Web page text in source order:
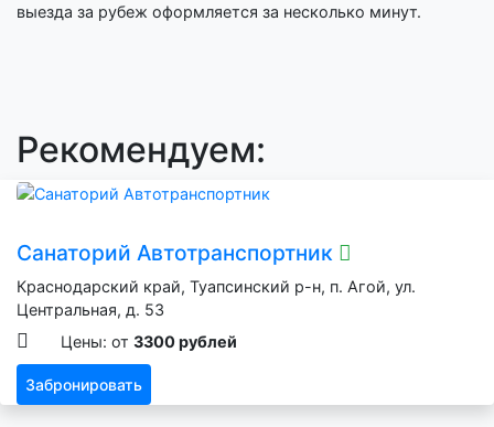
выезда за рубеж оформляется за несколько минут.
Рекомендуем:
Санаторий Автотранспортник
Краснодарский край, Туапсинский р-н, п. Агой, ул.
Центральная, д. 53
Цены: от 3300 рублей
Забронировать